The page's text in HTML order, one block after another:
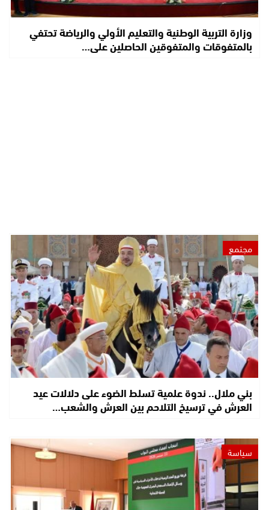
وزارة التربية الوطنية والتعليم الأولي والرياضة تحتفي
بالمتفوقات والمتفوقين الحاصلين على…
مجتمع
بني ملال.. ندوة علمية تسلط الضوء على دلالات عيد
العرش في ترسيخ التلاحم بين العرش والشعب…
سياسة